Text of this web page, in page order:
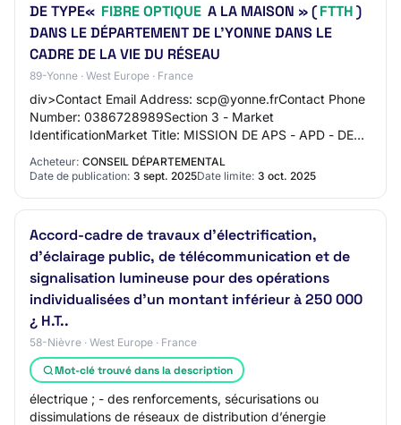
DE TYPE« FIBRE OPTIQUE A LA MAISON » (FTTH)
DANS LE DÉPARTEMENT DE L'YONNE DANS LE
CADRE DE LA VIE DU RÉSEAU
89-Yonne · West Europe · France
div>Contact Email Address: scp@yonne.frContact Phone
Number: 0386728989Section 3 - Market
IdentificationMarket Title: MISSION DE APS - APD - DET -
OPC - AOR - VISA RELATIVE AU DÉPLOIEMENT DE
RÉSEAUX…
Acheteur: CONSEIL DÉPARTEMENTAL
Date de publication: 3 sept. 2025Date limite: 3 oct. 2025
Accord-cadre de travaux d'électrification,
d'éclairage public, de télécommunication et de
signalisation lumineuse pour des opérations
individualisées d'un montant inférieur à 250 000
¿ H.T..
58-Nièvre · West Europe · France
Mot-clé trouvé dans la description
électrique ; - des renforcements, sécurisations ou
dissimulations de réseaux de distribution d’énergie